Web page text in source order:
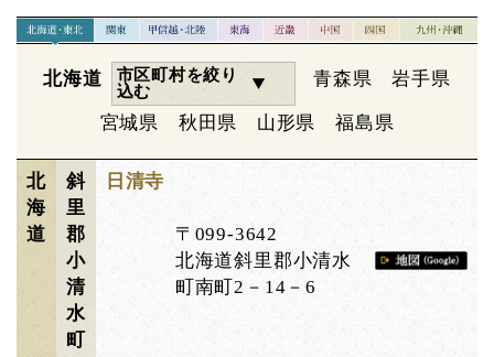
北海道
市区町村を絞り
込む
青森県 岩手県
宮城県 秋田県 山形県 福島県
北
海
道
斜
里
郡
小
清
水
町
日清寺
〒099-3642
北海道斜里郡小清水
町南町2－14－6